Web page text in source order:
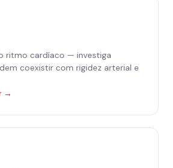
ritmo cardíaco — investiga
coexistir com rigidez arterial e
→